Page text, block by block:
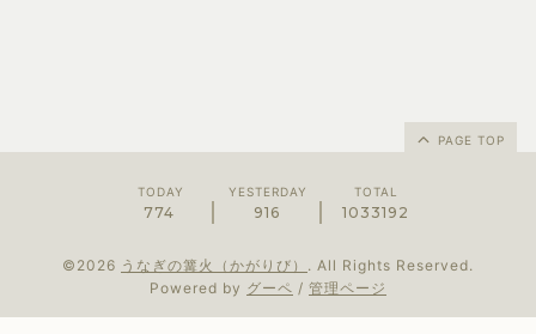
PAGE TOP
TODAY
774
YESTERDAY
916
TOTAL
1033192
©2026 うなぎの篝火（かがりび） . All Rights Reserved.
Powered by グーペ / 管理ページ